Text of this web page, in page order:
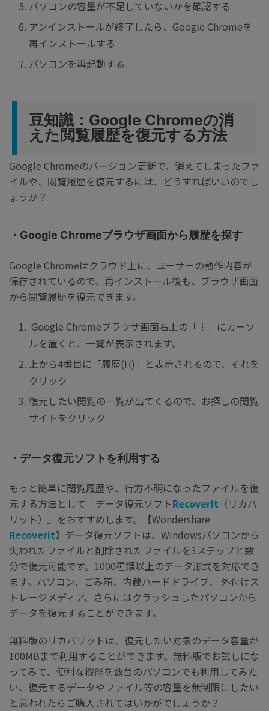
パソコンの容量が不足していないかを確認する
アンインストールが終了したら、Google Chromeを
再インストールする
パソコンを再起動する
豆知識：Google Chromeの消
えた閲覧履歴を復元する方法
Google Chromeのバージョン更新で、消えてしまったファ
イルや、閲覧履歴を復元するには、どうすればいいのでし
ょうか？
・Google Chromeブラウザ画面から履歴を探す
Google Chromeはクラウド上に、ユーザーの動作内容が
保存されているので、再インストール後も、ブラウザ画面
から閲覧履歴を復元できます。
Google Chromeブラウザ画面右上の「 ︙ 」にカーソ
ルを置くと、一覧が表示されます。
上から4番目に「履歴(H)」と表示されるので、それを
クリック
復元したい閲覧の一覧が出てくるので、お探しの閲覧
サイトをクリック
・データ復元ソフトを利用する
もっと簡単に閲覧履歴や、行方不明になったファイルを復
元する方法として「データ復元ソフトRecoverit （リカバ
リット）」をおすすめします。【Wondershare
Recoverit】データ復元ソフトは、Windowsパソコンから
失われたファイルと削除されたファイルを3ステップと数
分で復元可能です。1000種類以上のデータ形式を対応でき
ます。パソコン、ごみ箱、内蔵ハードドライブ、 外付けス
トレージメディア、さらにはクラッシュしたパソコンから
データを復元することができます。
無料版のリカバリットは、復元したい対象のデータ容量が
100MBまで利用することができます。無料版でお試しにな
ってみて、便利な機能を数台のパソコンでも利用してみた
い、復元するデータやファイル等の容量を無制限にしたい
と思われたらご購入されてはいかがでしょうか？